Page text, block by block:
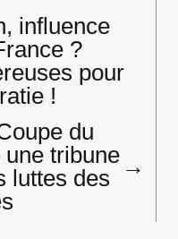
influence
?
pour
!
du
tribune
luttes des
→